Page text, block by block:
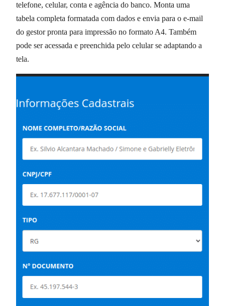
telefone, celular, conta e agência do banco. Monta uma
tabela completa formatada com dados e envia para o e-mail
do gestor pronta para impressão no formato A4. Também
pode ser acessada e preenchida pelo celular se adaptando a
tela.